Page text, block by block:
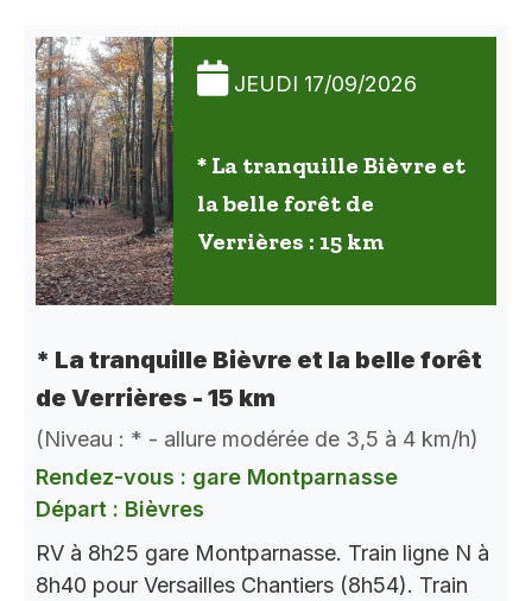
JEUDI 17/09/2026
* La tranquille Bièvre et
la belle forêt de
Verrières : 15 km
* La tranquille Bièvre et la belle forêt
de Verrières - 15 km
(Niveau : * - allure modérée de 3,5 à 4 km/h)
Rendez-vous : gare Montparnasse
Départ : Bièvres
RV à 8h25 gare Montparnasse. Train ligne N à
8h40 pour Versailles Chantiers (8h54). Train